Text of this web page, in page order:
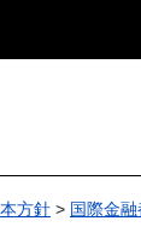
方針 > 国際金